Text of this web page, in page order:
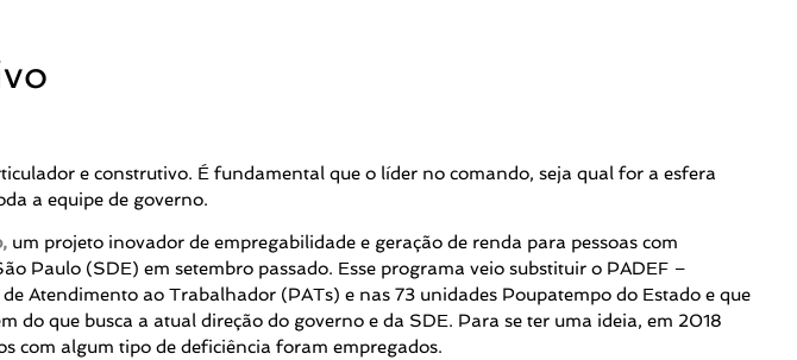
e construtivo. É fundamental que o líder no comando, seja qual for a esfera
a equipe de governo.
um projeto inovador de empregabilidade e geração de renda para pessoas com
Paulo (SDE) em setembro passado. Esse programa veio substituir o PADEF –
Atendimento ao Trabalhador (PATs) e nas 73 unidades Poupatempo do Estado e que
do que busca a atual direção do governo e da SDE. Para se ter uma ideia, em 2018
com algum tipo de deficiência foram empregados.